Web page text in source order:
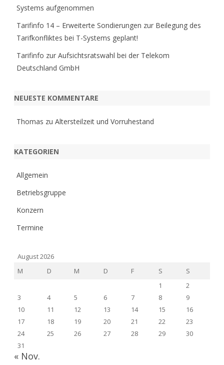
Systems aufgenommen
Tarifinfo 14 – Erweiterte Sondierungen zur Beilegung des
Tarifkonfliktes bei T-Systems geplant!
Tarifinfo zur Aufsichtsratswahl bei der Telekom
Deutschland GmbH
NEUESTE KOMMENTARE
Thomas zu Altersteilzeit und Vorruhestand
KATEGORIEN
Allgemein
Betriebsgruppe
Konzern
Termine
August 2026
M
D M D F S
S
1
2
3
4 5 6 7 8
9
10
11 12 13 14 15
16
17
18 19 20 21 22
23
24
25 26 27 28 29
30
31
« Nov.